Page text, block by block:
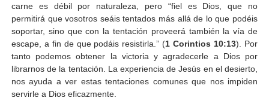
carne es débil por naturaleza, pero “fiel es Dios, que no
permitirá que vosotros seáis tentados más allá de lo que podéis
soportar, sino que con la tentación proveerá también la vía de
escape, a fin de que podáis resistirla.” (1 Corintios 10:13). Por
tanto podemos obtener la victoria y agradecerle a Dios por
librarnos de la tentación. La experiencia de Jesús en el desierto,
nos ayuda a ver estas tentaciones comunes que nos impiden
servirle a Dios eficazmente.